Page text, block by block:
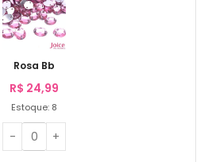
Rosa Bb
R$ 24,99
Estoque: 8